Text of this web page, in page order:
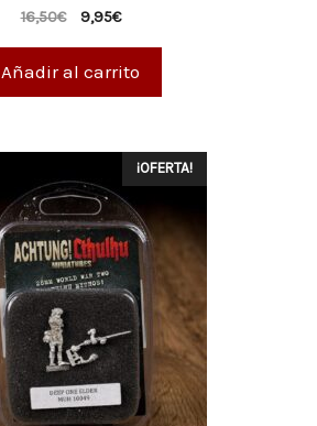
0
d
16,50€ 9,95€
Añadir al carrito
¡OFERTA!